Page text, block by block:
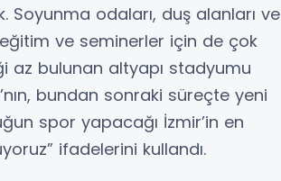
odaları, duş alanları ve
eğitim ve seminerler için de çok
az bulunan altyapı stadyumu
bundan sonraki süreçte yeni
spor yapacağı İzmir’in en
ifadelerini kullandı.